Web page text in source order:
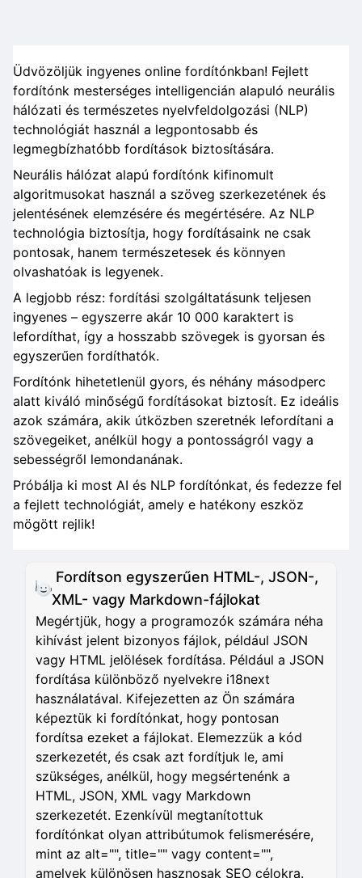
Üdvözöljük ingyenes online fordítónkban! Fejlett
fordítónk mesterséges intelligencián alapuló neurális
hálózati és természetes nyelvfeldolgozási (NLP)
technológiát használ a legpontosabb és
legmegbízhatóbb fordítások biztosítására.
Neurális hálózat alapú fordítónk kifinomult
algoritmusokat használ a szöveg szerkezetének és
jelentésének elemzésére és megértésére. Az NLP
technológia biztosítja, hogy fordításaink ne csak
pontosak, hanem természetesek és könnyen
olvashatóak is legyenek.
A legjobb rész: fordítási szolgáltatásunk teljesen
ingyenes – egyszerre akár 10 000 karaktert is
lefordíthat, így a hosszabb szövegek is gyorsan és
egyszerűen fordíthatók.
Fordítónk hihetetlenül gyors, és néhány másodperc
alatt kiváló minőségű fordításokat biztosít. Ez ideális
azok számára, akik útközben szeretnék lefordítani a
szövegeiket, anélkül hogy a pontosságról vagy a
sebességről lemondanának.
Próbálja ki most AI és NLP fordítónkat, és fedezze fel
a fejlett technológiát, amely e hatékony eszköz
mögött rejlik!
Fordítson egyszerűen HTML-, JSON-,
XML- vagy Markdown-fájlokat
Megértjük, hogy a programozók számára néha
kihívást jelent bizonyos fájlok, például JSON
vagy HTML jelölések fordítása. Például a JSON
fordítása különböző nyelvekre i18next
használatával. Kifejezetten az Ön számára
képeztük ki fordítónkat, hogy pontosan
fordítsa ezeket a fájlokat. Elemezzük a kód
szerkezetét, és csak azt fordítjuk le, ami
szükséges, anélkül, hogy megsértenénk a
HTML, JSON, XML vagy Markdown
szerkezetét. Ezenkívül megtanítottuk
fordítónkat olyan attribútumok felismerésére,
mint az alt="", title="" vagy content="",
amelyek különösen hasznosak SEO célokra.